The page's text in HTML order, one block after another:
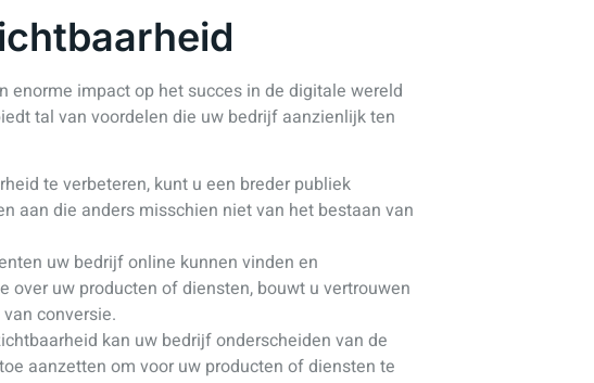
impact op het succes in de digitale wereld
tal van voordelen die uw bedrijf aanzienlijk ten
te verbeteren, kunt u een breder publiek
aan die anders misschien niet van het bestaan van
uw bedrijf online kunnen vinden en
uw producten of diensten, bouwt u vertrouwen
conversie.
kan uw bedrijf onderscheiden van de
aanzetten om voor uw producten of diensten te